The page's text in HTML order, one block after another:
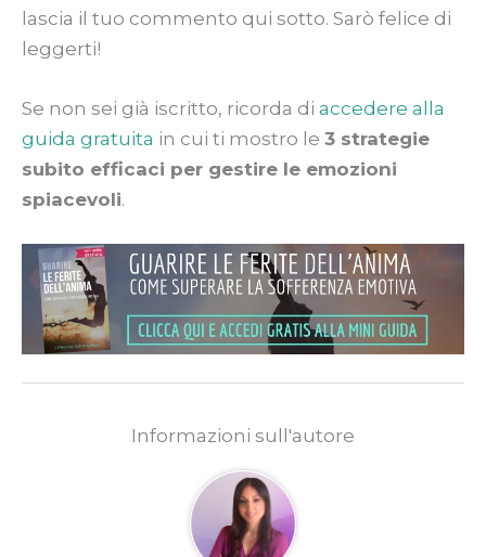
lascia il tuo commento qui sotto. Sarò felice di
leggerti!
Se non sei già iscritto, ricorda di accedere alla
guida gratuita in cui ti mostro le 3 strategie
subito efficaci per gestire le emozioni
spiacevoli.
Informazioni sull'autore